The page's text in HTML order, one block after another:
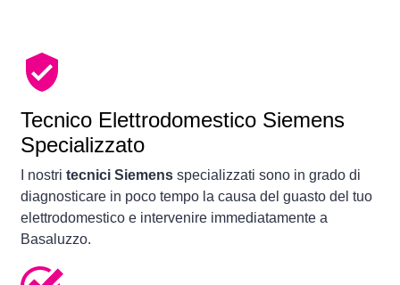
Tecnico Elettrodomestico Siemens
Specializzato
I nostri tecnici Siemens specializzati sono in grado di
diagnosticare in poco tempo la causa del guasto del tuo
elettrodomestico e intervenire immediatamente a
Basaluzzo.